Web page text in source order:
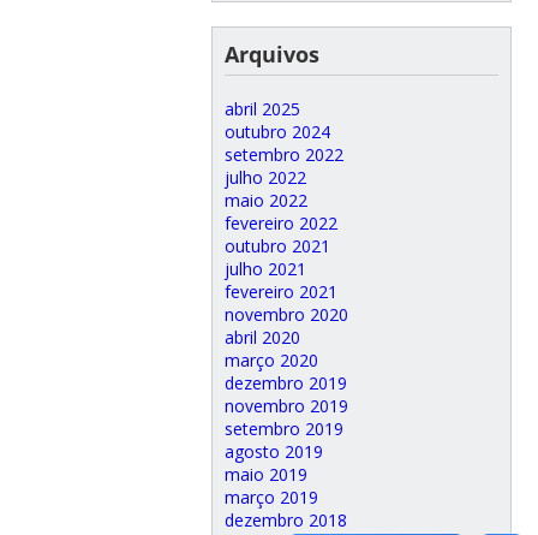
Arquivos
abril 2025
outubro 2024
setembro 2022
julho 2022
maio 2022
fevereiro 2022
outubro 2021
julho 2021
fevereiro 2021
novembro 2020
abril 2020
março 2020
dezembro 2019
novembro 2019
setembro 2019
agosto 2019
maio 2019
março 2019
dezembro 2018